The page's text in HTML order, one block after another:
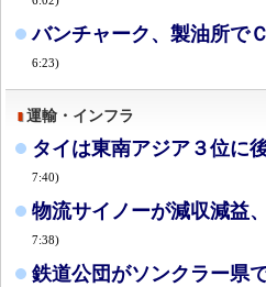
バンチャーク、製油所で
6:23)
運輸・インフラ
タイは東南アジア３位に
7:40)
物流サイノーが減収減益
7:38)
鉄道公団がソンクラー県